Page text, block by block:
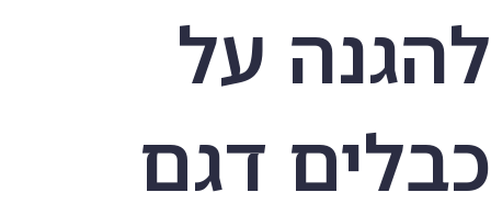
להגנה על
כבלים דגם